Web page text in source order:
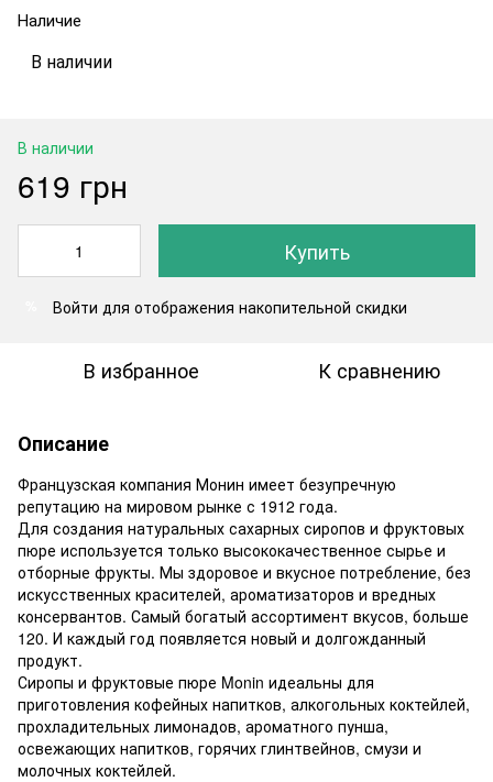
Наличие
В наличии
В наличии
619 грн
Купить
Войти для отображения накопительной скидки
В избранное К сравнению
Описание
Французская компания Монин имеет безупречную
репутацию на мировом рынке с 1912 года.
Для создания натуральных сахарных сиропов и фруктовых
пюре используется только высококачественное сырье и
отборные фрукты. Мы здоровое и вкусное потребление, без
искусственных красителей, ароматизаторов и вредных
консервантов. Самый богатый ассортимент вкусов, больше
120. И каждый год появляется новый и долгожданный
продукт.
Сиропы и фруктовые пюре Monin идеальны для
приготовления кофейных напитков, алкогольных коктейлей,
прохладительных лимонадов, ароматного пунша,
освежающих напитков, горячих глинтвейнов, смузи и
молочных коктейлей.